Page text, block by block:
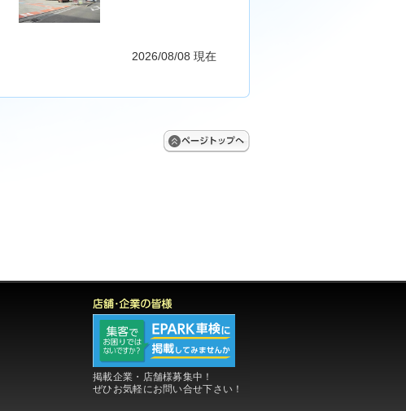
2026/08/08 現在